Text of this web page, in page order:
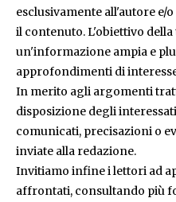
esclusivamente all'autore e/
il contenuto. L'obiettivo
un'informazione ampia e
approfondimenti di
In merito agli argomenti
disposizione degli
comunicati, precisazioni o
inviate alla redazione.
Invitiamo infine i lettori ad
affrontati, consultando più